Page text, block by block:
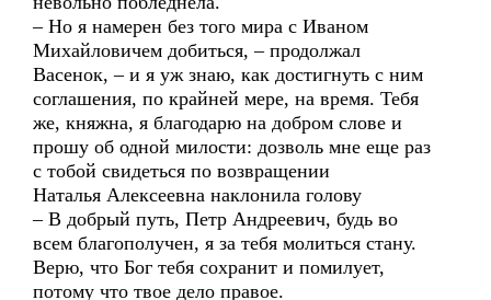
– Но я намерен без того мира с Иваном
Михайловичем добиться, – продолжал
Васенок, – и я уж знаю, как достигнуть с ним
соглашения, по крайней мере, на время. Тебя
же, княжна, я благодарю на добром слове и
прошу об одной милости: дозволь мне еще раз
с тобой свидеться по возвращении
Наталья Алексеевна наклонила голову
– В добрый путь, Петр Андреевич, будь во
всем благополучен, я за тебя молиться стану.
Верю, что Бог тебя сохранит и помилует,
потому что твое дело правое.